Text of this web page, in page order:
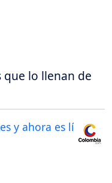
que lo llenan de